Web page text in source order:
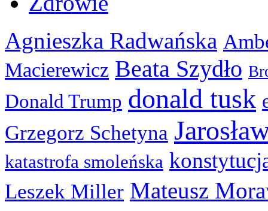
Agnieszka Radwańska
Macierewicz Beata Szydło
Donald Trump donald tusk
Grzegorz Schetyna
katastrofa smoleńska
Leszek Miller Mateusz